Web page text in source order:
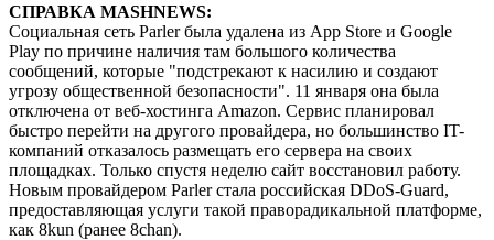
СПРАВКА MASHNEWS:
Социальная сеть Parler была удалена из App Store и Google
Play по причине наличия там большого количества
сообщений, которые "подстрекают к насилию и создают
угрозу общественной безопасности". 11 января она была
отключена от веб-хостинга Amazon. Сервис планировал
быстро перейти на другого провайдера, но большинство IT-
компаний отказалось размещать его сервера на своих
площадках. Только спустя неделю сайт восстановил работу.
Новым провайдером Parler стала российская DDoS-Guard,
предоставляющая услуги такой праворадикальной платформе,
как 8kun (ранее 8chan).